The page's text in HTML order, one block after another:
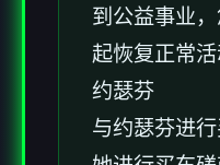
到公益事业
起恢复正常活
约瑟芬
与约瑟芬进